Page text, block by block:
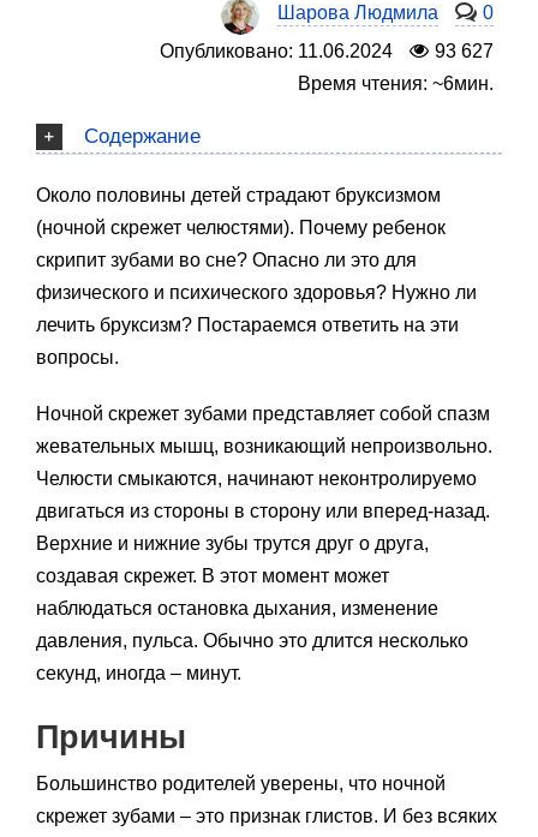
Шарова Людмила
0
Опубликовано: 11.06.2024
93 627
Время чтения: ~6мин.
Содержание
Около половины детей страдают бруксизмом
(ночной скрежет челюстями). Почему ребенок
скрипит зубами во сне? Опасно ли это для
физического и психического здоровья? Нужно ли
лечить бруксизм? Постараемся ответить на эти
вопросы.
Ночной скрежет зубами представляет собой спазм
жевательных мышц, возникающий непроизвольно.
Челюсти смыкаются, начинают неконтролируемо
двигаться из стороны в сторону или вперед-назад.
Верхние и нижние зубы трутся друг о друга,
создавая скрежет. В этот момент может
наблюдаться остановка дыхания, изменение
давления, пульса. Обычно это длится несколько
секунд, иногда – минут.
Причины
Большинство родителей уверены, что ночной
скрежет зубами – это признак глистов. И без всяких